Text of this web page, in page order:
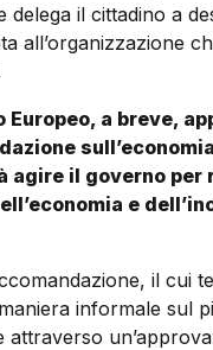
delega il cittadino a
all’organizzazione
Europeo, a breve,
agire il governo per
e
il cui
informale sul
attraverso